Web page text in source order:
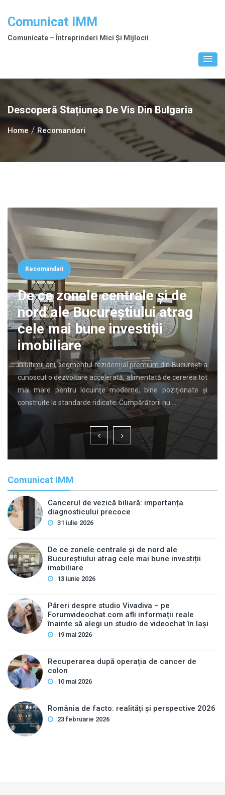
Comunicat IMM
Comunicate – Întreprinderi Mici Și Mijlocii
Descoperă Stațiunea De Vis Din Bulgaria
Home Recomandari
Recomandari
De ce zonele centrale și de
nord ale Bucureștiului atrag
cele mai bune investiții
imobiliare
În ultimii ani, segmentul rezidențial premium din București a
cunoscut o dezvoltare accelerată, alimentată de cererea tot
mai mare pentru locuințe moderne, bine poziționate și
construite la standarde ridicate. Cumpărătorii nu …
Comunicat IMM
Cancerul de vezică biliară: importanța
diagnosticului precoce
31 iulie 2026
De ce zonele centrale și de nord ale
Bucureștiului atrag cele mai bune investiții
imobiliare
13 iunie 2026
Păreri despre studio Vivadiva – pe
Forumvideochat.com afli informații reale
înainte să alegi un studio de videochat în Iași
19 mai 2026
Recuperarea după operația de cancer de
colon
10 mai 2026
România de facto: realități și perspective 2026
23 februarie 2026